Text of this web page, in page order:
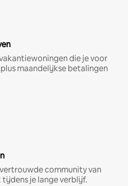
die je voor
maandelijkse betalingen
community van
je lange verblijf.